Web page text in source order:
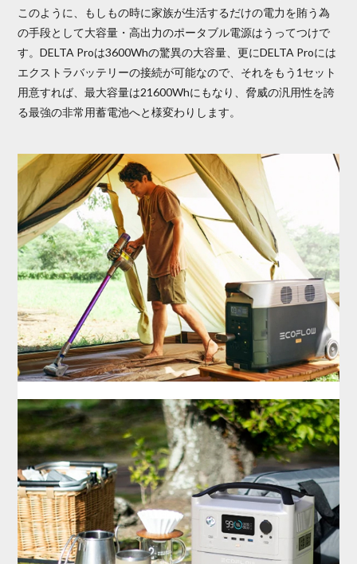
このように、もしもの時に家族が生活するだけの電力を賄う為
の手段として大容量・高出力のポータブル電源はうってつけで
す。DELTA Proは3600Whの驚異の大容量、更にDELTA Proには
エクストラバッテリーの接続が可能なので、それをもう1セット
用意すれば、最大容量は21600Whにもなり、脅威の汎用性を誇
る最強の非常用蓄電池へと様変わりします。